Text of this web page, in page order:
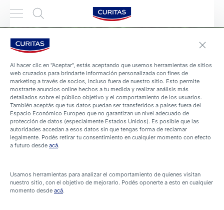
Al hacer clic en "Aceptar", estás aceptando que usemos herramientas de sitios
web cruzados para brindarte información personalizada con fines de
marketing a través de socios, incluso fuera de nuestro sitio. Esto permite
mostrarte anuncios online hechos a tu medida y realizar análisis más
detallados sobre el público objetivo y el comportamiento de los usuarios.
También aceptás que tus datos puedan ser transferidos a países fuera del
Espacio Económico Europeo que no garantizan un nivel adecuado de
protección de datos (especialmente Estados Unidos). Es posible que las
autoridades accedan a esos datos sin que tengas forma de reclamar
legalmente. Podés retirar tu consentimiento en cualquier momento con efecto
a futuro desde acá.
Usamos herramientas para analizar el comportamiento de quienes visitan
nuestro sitio, con el objetivo de mejorarlo. Podés oponerte a esto en cualquier
momento desde acá.